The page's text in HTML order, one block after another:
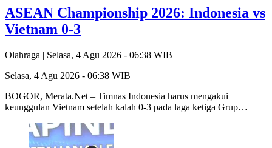
ASEAN Championship 2026: Indonesia vs
Vietnam 0-3
Olahraga | Selasa, 4 Agu 2026 - 06:38 WIB
Selasa, 4 Agu 2026 - 06:38 WIB
BOGOR, Merata.Net – Timnas Indonesia harus mengakui
keunggulan Vietnam setelah kalah 0-3 pada laga ketiga Grup…